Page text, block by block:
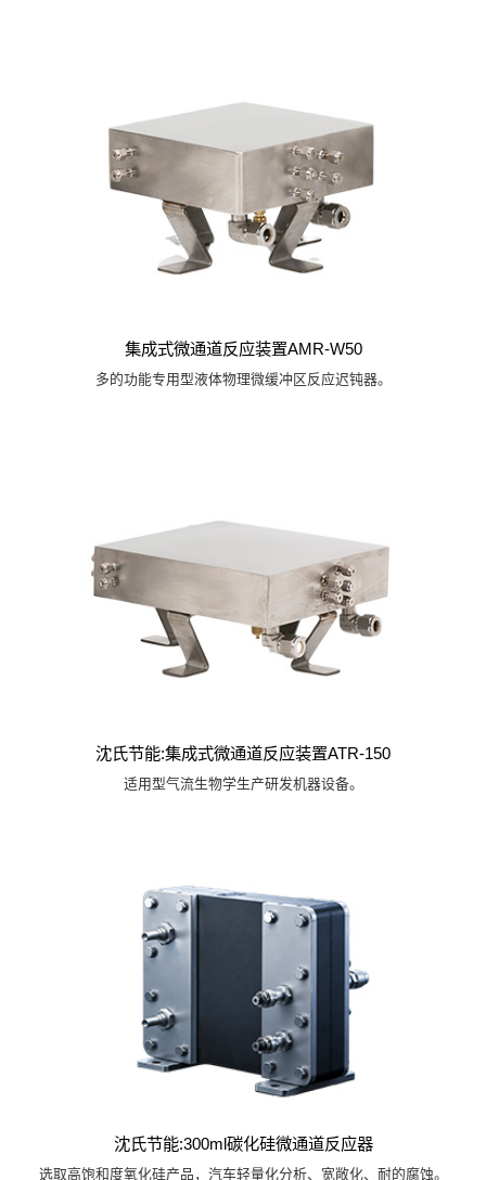
集成式微通道反应装置AMR-W50
多的功能专用型液体物理微缓冲区反应迟钝器。
沈氏节能:集成式微通道反应装置ATR-150
适用型气流生物学生产研发机器设备。
沈氏节能:300ml碳化硅微通道反应器
选取高饱和度氧化硅产品，汽车轻量化分析、宽敞化、耐的腐蚀。